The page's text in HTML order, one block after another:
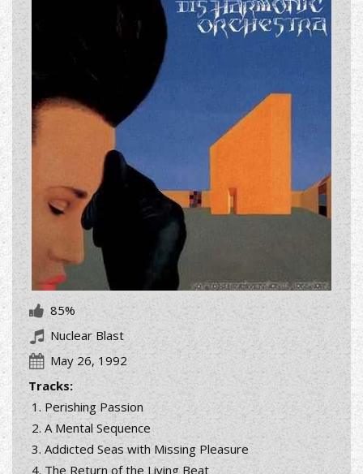
85%
Nuclear Blast
May 26, 1992
Tracks:
Perishing Passion
A Mental Sequence
Addicted Seas with Missing Pleasure
The Return of the Living Beat